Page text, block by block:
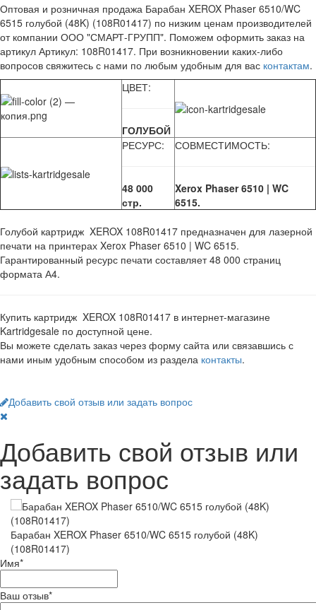
Оптовая и розничная продажа Барабан XEROX Phaser 6510/WC
6515 голубой (48K) (108R01417) по низким ценам производителей
от компании ООО "СМАРТ-ГРУПП". Поможем оформить заказ на
артикул Артикул: 108R01417. При возникновении каких-либо
вопросов свяжитесь с нами по любым удобным для вас контактам.
ЦВЕТ:
ГОЛУБОЙ
РЕСУРС:
48 000
стр.
СОВМЕСТИМОСТЬ:
Xerox Phaser 6510 | WC
6515.
Голубой картридж XEROX 108R01417 предназначен для лазерной
печати на принтерах Xerox Phaser 6510 | WC 6515.
Гарантированный ресурс печати составляет 48 000 страниц
формата А4.
Купить картридж XEROX 108R01417 в интернет-магазине
Kartridgesale по доступной цене.
Вы можете сделать заказ через форму сайта или связавшись с
нами иным удобным способом из раздела контакты.
Добавить свой отзыв или задать вопрос
Добавить свой отзыв или
задать вопрос
Барабан XEROX Phaser 6510/WC 6515 голубой (48K)
(108R01417)
Имя*
Ваш отзыв*